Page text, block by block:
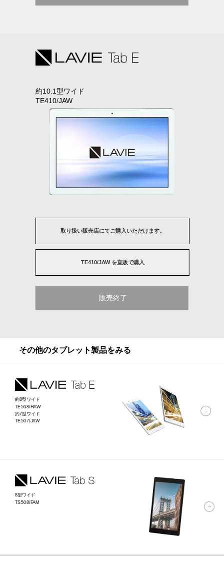
（使用期間限定版）
ています。
※30日間無料でご利用になれます。それ以降は有料になります。
総合パスワードセキュリティ
ワードのセキュリティレベルをチェックすることで、情報漏洩や金銭搾取等
約10.1型ワイド
TE410/JAW
取り扱い販売店にてご購入いただけます。
TE410/JAW を直販で購入
販売終了
その他のタブレット製品をみる
約8型ワイド
TE508/HAW
約7型ワイド
TE507/JAW
8型ワイド
TS508/FAM